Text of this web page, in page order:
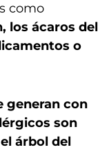
como
los ácaros del
o
generan con
son
árbol del